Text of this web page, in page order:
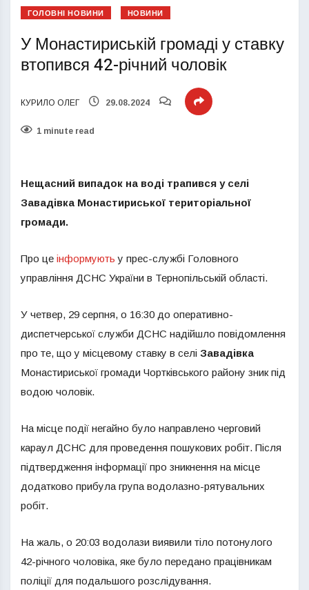
ГОЛОВНІ НОВИНИ НОВИНИ
У Монастириській громаді у ставку
втопився 42-річний чоловік
КУРИЛО ОЛЕГ 29.08.2024
1 minute read
Нещасний випадок на воді трапився у селі
Завадівка Монастириської територіальної
громади.
Про це інформують у прес-службі Головного
управління ДСНС України в Тернопільській області.
У четвер, 29 серпня, о 16:30 до оперативно-
диспетчерської служби ДСНС надійшло повідомлення
про те, що у місцевому ставку в селі Завадівка
Монастириської громади Чортківського району зник під
водою чоловік.
На місце події негайно було направлено черговий
караул ДСНС для проведення пошукових робіт. Після
підтвердження інформації про зникнення на місце
додатково прибула група водолазно-рятувальних
робіт.
На жаль, о 20:03 водолази виявили тіло потонулого
42-річного чоловіка, яке було передано працівникам
поліції для подальшого розслідування.